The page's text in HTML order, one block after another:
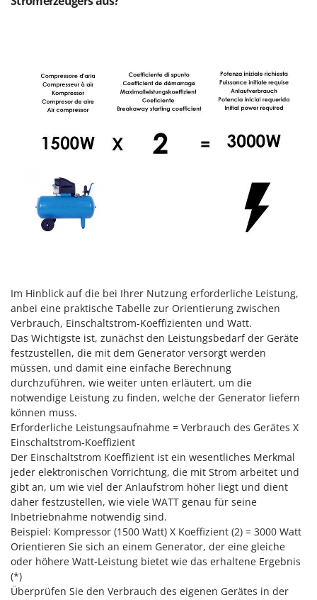
Ripartrak
Ritter
Robomow
Rover Pompe
Royal Food
Ryobi
Santos
Sbaraglia
Schnitzer
Seven Italy
Shark
Shindaiwa
Silky
Simatech
Sirman
Skil
Smartwood
Smeg
Snapper
Solidur
Spice Electronics
Im Hinblick auf die bei Ihrer Nutzung erforderliche Leistung,
anbei eine praktische Tabelle zur Orientierung zwischen
Verbrauch, Einschaltstrom-Koeffizienten und Watt.
Das Wichtigste ist, zunächst den Leistungsbedarf der Geräte
festzustellen, die mit dem Generator versorgt werden
müssen, und damit eine einfache Berechnung
durchzuführen, wie weiter unten erläutert, um die
notwendige Leistung zu finden, welche der Generator liefern
können muss.
Erforderliche Leistungsaufnahme = Verbrauch des Gerätes X
Einschaltstrom-Koeffizient
Der Einschaltstrom Koeffizient ist ein wesentliches Merkmal
jeder elektronischen Vorrichtung, die mit Strom arbeitet und
gibt an, um wie viel der Anlaufstrom höher liegt und dient
daher festzustellen, wie viele WATT genau für seine
Inbetriebnahme notwendig sind.
Beispiel: Kompressor (1500 Watt) X Koeffizient (2) = 3000 Watt
Orientieren Sie sich an einem Generator, der eine gleiche
oder höhere Watt-Leistung bietet wie das erhaltene Ergebnis
(*)
Überprüfen Sie den Verbrauch des eigenen Gerätes in der